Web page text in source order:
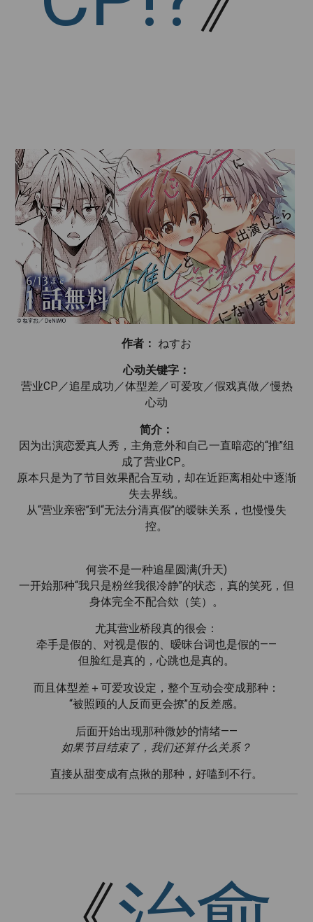
作者： ねすお
心动关键字：
营业CP／追星成功／体型差／可爱攻／假戏真做／慢热
心动
简介：
因为出演恋爱真人秀，主角意外和自己一直暗恋的“推”组
成了营业CP。
原本只是为了节目效果配合互动，却在近距离相处中逐渐
失去界线。
从“营业亲密”到“无法分清真假”的暧昧关系，也慢慢失
控。
何尝不是一种追星圆满(升天)
一开始那种“我只是粉丝我很冷静”的状态，真的笑死，但
身体完全不配合欸（笑）。
尤其营业桥段真的很会：
牵手是假的、对视是假的、暧昧台词也是假的——
但脸红是真的，心跳也是真的。
而且体型差＋可爱攻设定，整个互动会变成那种：
“被照顾的人反而更会撩”的反差感。
后面开始出现那种微妙的情绪——
如果节目结束了，我们还算什么关系？
直接从甜变成有点揪的那种，好嗑到不行。